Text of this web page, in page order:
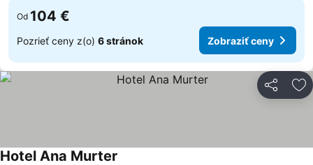
Od 104 €
Pozrieť ceny z(o) 6 stránok Zobraziť ceny
Zdieľať
Hotel Ana Murter